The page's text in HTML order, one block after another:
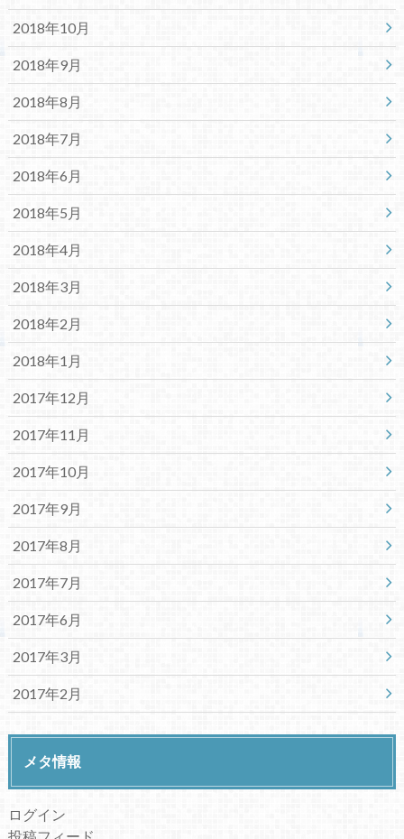
2018年10月
2018年9月
2018年8月
2018年7月
2018年6月
2018年5月
2018年4月
2018年3月
2018年2月
2018年1月
2017年12月
2017年11月
2017年10月
2017年9月
2017年8月
2017年7月
2017年6月
2017年3月
2017年2月
メタ情報
ログイン
投稿フィード